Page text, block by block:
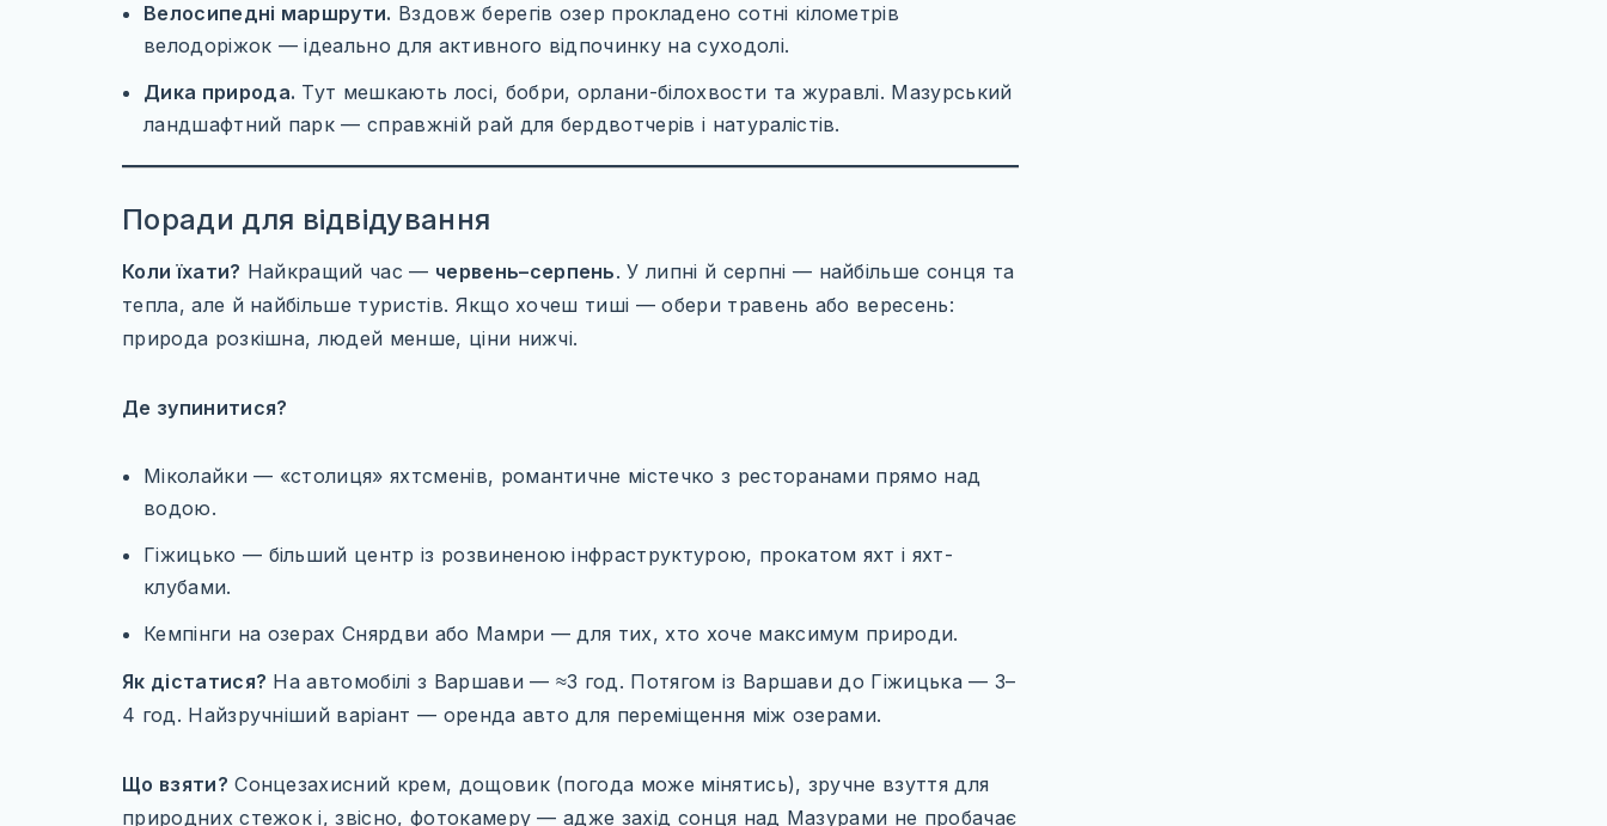
Велосипедні маршрути. Вздовж берегів озер прокладено сотні кілометрів
велодоріжок — ідеально для активного відпочинку на суходолі.
Дика природа. Тут мешкають лосі, бобри, орлани-білохвости та журавлі. Мазурський
ландшафтний парк — справжній рай для бердвотчерів і натуралістів.
Поради для відвідування
Коли їхати? Найкращий час — червень–серпень. У липні й серпні — найбільше сонця та
тепла, але й найбільше туристів. Якщо хочеш тиші — обери травень або вересень:
природа розкішна, людей менше, ціни нижчі.
Де зупинитися?
Міколайки — «столиця» яхтсменів, романтичне містечко з ресторанами прямо над
водою.
Гіжицько — більший центр із розвиненою інфраструктурою, прокатом яхт і яхт-
клубами.
Кемпінги на озерах Снярдви або Мамри — для тих, хто хоче максимум природи.
Як дістатися? На автомобілі з Варшави — ≈3 год. Потягом із Варшави до Гіжицька — 3–
4 год. Найзручніший варіант — оренда авто для переміщення між озерами.
Що взяти? Сонцезахисний крем, дощовик (погода може мінятись), зручне взуття для
природних стежок і, звісно, фотокамеру — адже захід сонця над Мазурами не пробачає